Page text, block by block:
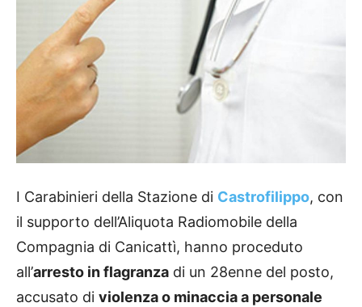
I Carabinieri della Stazione di Castrofilippo, con
il supporto dell’Aliquota Radiomobile della
Compagnia di Canicattì, hanno proceduto
all’arresto in flagranza di un 28enne del posto,
accusato di violenza o minaccia a personale